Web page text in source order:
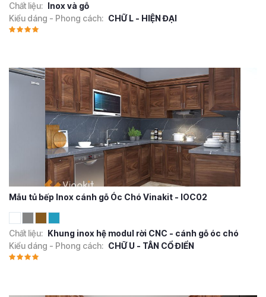
Chất liệu: Inox và gỗ
Kiểu dáng - Phong cách: CHỮ L - HIỆN ĐẠI
Mẫu tủ bếp Inox cánh gỗ Óc Chó Vinakit - IOC02
Chất liệu: Khung inox hệ modul rời CNC - cánh gỗ óc chó
Kiểu dáng - Phong cách: CHỮ U - TÂN CỔ ĐIỂN